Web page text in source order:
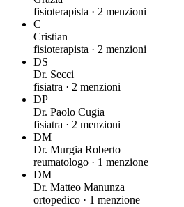
fisioterapista · 2 menzioni
C
Cristian
fisioterapista · 2 menzioni
DS
Dr. Secci
fisiatra · 2 menzioni
DP
Dr. Paolo Cugia
fisiatra · 2 menzioni
DM
Dr. Murgia Roberto
reumatologo · 1 menzione
DM
Dr. Matteo Manunza
ortopedico · 1 menzione